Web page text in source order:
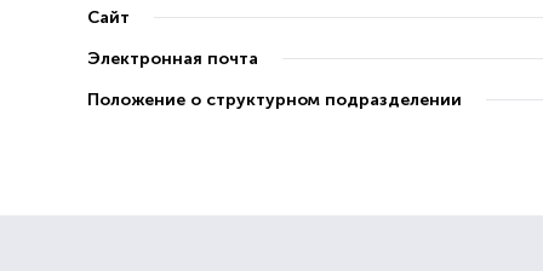
Сайт
Электронная почта
Положение о структурном подразделении